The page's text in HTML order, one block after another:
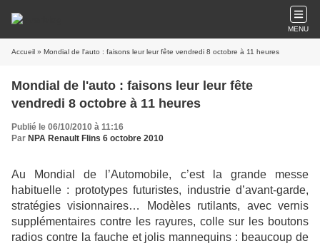
MENU
Accueil » Mondial de l'auto : faisons leur leur fête vendredi 8 octobre à 11 heures
Mondial de l'auto : faisons leur leur fête
vendredi 8 octobre à 11 heures
Publié le 06/10/2010 à 11:16
Par NPA Renault Flins 6 octobre 2010
Au Mondial de l’Automobile, c’est la grande messe
habituelle : prototypes futuristes, industrie d’avant-garde,
stratégies visionnaires… Modèles rutilants, avec vernis
supplémentaires contre les rayures, colle sur les boutons
radios contre la fauche et jolis mannequins : beaucoup de